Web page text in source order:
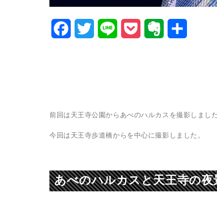
FacebookTwitter Line Pocket Evernote
前回は天王寺公園からあべのハルカスを撮影しまし
今回は天王寺歩道橋からを中心に撮影しました。
あべのハルカスと天王寺の夜